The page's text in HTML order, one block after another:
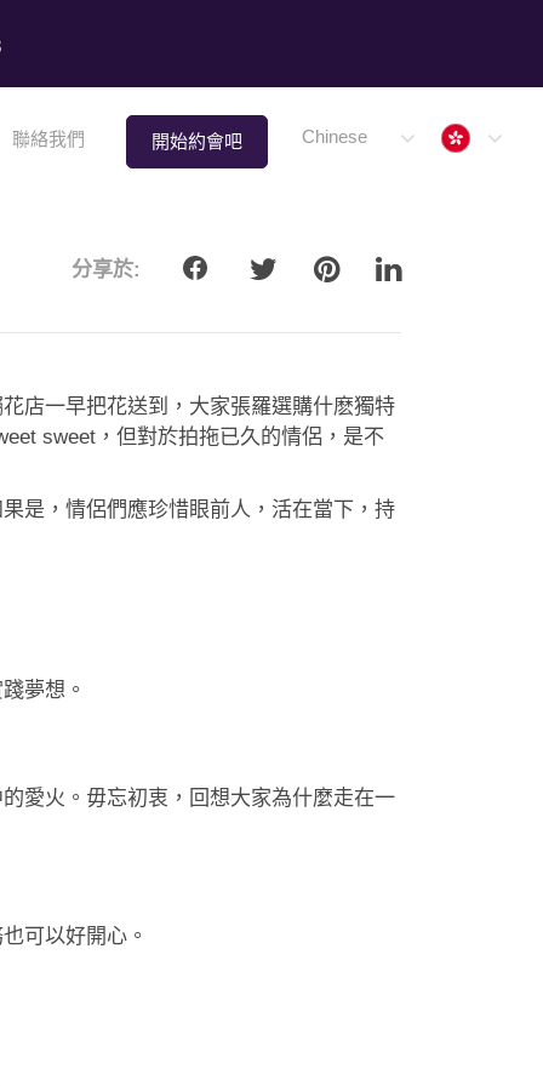
聯絡我們 開始約會吧 Chinese Hong
分享於:
店一早把花送到，大家張羅選購什麽獨特
sweet，但對於拍拖已久的情侶，是不
是，情侶們應珍惜眼前人，活在當下，持
夢想。
愛火。毋忘初衷，回想大家為什麼走在一
可以好開心。